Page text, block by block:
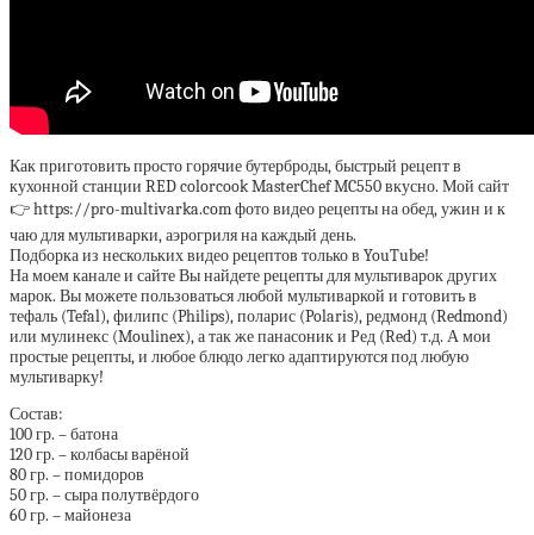
Как приготовить просто горячие бутерброды, быстрый рецепт в
кухонной станции RED colorcook MasterChef MC550 вкусно. Мой сайт
👉 https://pro-multivarka.com фото видео рецепты на обед, ужин и к
чаю для мультиварки, аэрогриля на каждый день.
Подборка из нескольких видео рецептов только в YouTube!
На моем канале и сайте Вы найдете рецепты для мультиварок других
марок. Вы можете пользоваться любой мультиваркой и готовить в
тефаль (Tefal), филипс (Philips), поларис (Polaris), редмонд (Redmond)
или мулинекс (Moulinex), а так же панасоник и Ред (Red) т.д. А мои
простые рецепты, и любое блюдо легко адаптируются под любую
мультиварку!
Состав:
100 гр. – батона
120 гр. – колбасы варёной
80 гр. – помидоров
50 гр. – сыра полутвёрдого
60 гр. – майонеза